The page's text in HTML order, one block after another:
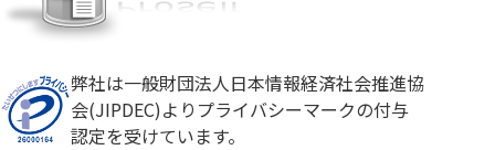
弊社は一般財団法人日本情報経済社会推進協
会(JIPDEC)よりプライバシーマークの付与
認定を受けています。